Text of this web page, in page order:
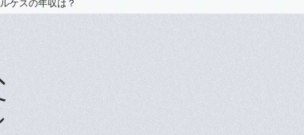
ケスの年収は？